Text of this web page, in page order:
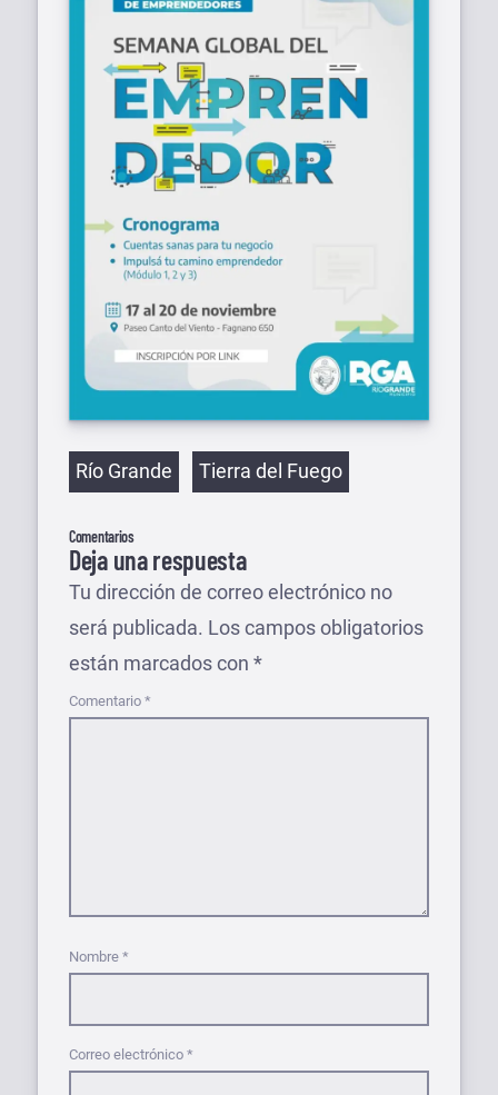
Etiquetas
Río Grande Tierra del Fuego
Comentarios
Deja una respuesta
Tu dirección de correo electrónico no
será publicada. Los campos obligatorios
están marcados con *
Comentario *
Nombre *
Correo electrónico *